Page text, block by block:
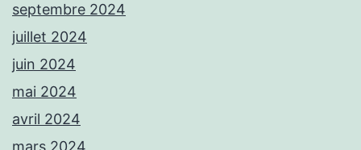
septembre 2024
juillet 2024
juin 2024
mai 2024
avril 2024
mars 2024